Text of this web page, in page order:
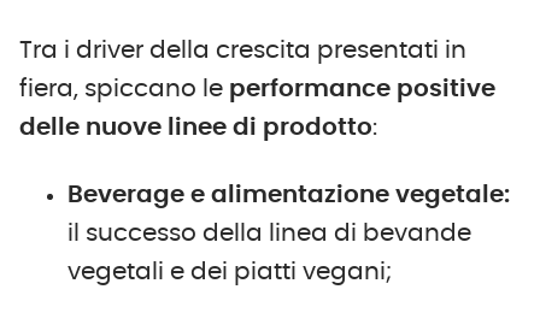
Tra i driver della crescita presentati in
fiera, spiccano le performance positive
delle nuove linee di prodotto:
Beverage e alimentazione vegetale:
il successo della linea di bevande
vegetali e dei piatti vegani;